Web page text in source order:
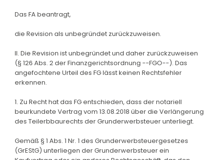
Das FA beantragt,
die Revision als unbegründet zurückzuweisen.
II. Die Revision ist unbegründet und daher zurückzuweisen
(§ 126 Abs. 2 der Finanzgerichtsordnung --FGO--). Das
angefochtene Urteil des FG lässt keinen Rechtsfehler
erkennen.
1. Zu Recht hat das FG entschieden, dass der notariell
beurkundete Vertrag vom 13.08.2018 über die Verlängerung
des Teilerbbaurechts der Grunderwerbsteuer unterliegt.
Gemäß § 1 Abs. 1 Nr. 1 des Grunderwerbsteuergesetzes
(GrEStG) unterliegen der Grunderwerbsteuer ein